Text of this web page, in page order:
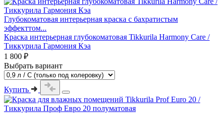
Глубокоматовая интерьерная краска с бахратистым
эффекттом...
Краска интерьерная глубокоматовая Tikkurila Harmony Care /
Тиккурила Гармония Кэа
1 800 ₽
Выбрать вариант
Купить